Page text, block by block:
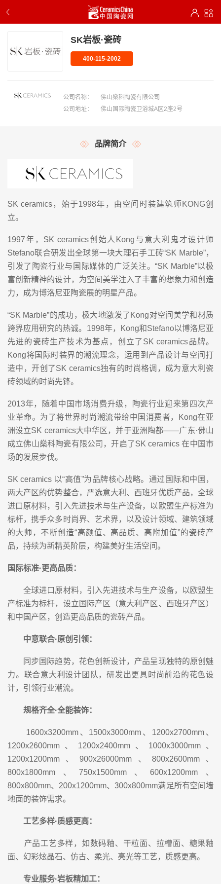
SK岩板·瓷砖
400-115-2002
公司名称：
佛山燊科陶瓷有限公司
公司地址：
佛山国际陶瓷卫浴城A区2座2号
品牌简介
SK ceramics，始于1998年，由空间时装建筑师KONG创
立。
1997年，SK ceramics创始人Kong与意大利鬼才设计师
Stefano联合研发出全球第一块大理石手工砖“SK Marble”，
引发了陶瓷行业与国际媒体的广泛关注。“SK Marble”以极
富创新精神的设计，为空间美学注入了丰富的想象力和创造
力，成为博洛尼亚陶瓷展的明星产品。
“SK Marble”的成功，极大地激发了Kong对空间美学和材质
跨界应用研究的热诚。1998年，Kong和Stefano以博洛尼亚
先进的瓷砖生产技术为基点，创立了SK ceramics品牌。
Kong将国际时装界的潮流理念，运用到产品设计与空间打
造中，开创了SK ceramics独有的时尚格调，成为意大利瓷
砖领域的时尚先锋。
2013年，随着中国市场消费升级，陶瓷行业迎来第四次产
业革命。为了将世界时尚潮流带给中国消费者，Kong在亚
洲设立SK ceramics大中华区，并于亚洲陶都——广东·佛山
成立佛山燊科陶瓷有限公司，开启了SK ceramics 在中国市
场的发展步伐。
SK ceramics 以“高值”为品牌核心战略。通过国际和中国，
两大产区的优势整合，严选意大利、西班牙优质产品，全球
进口原材料，引入先进技术与生产设备，以欧盟生产标准为
标杆，携手众多时尚界、艺术界，以及设计领域、建筑领域
的大师，不断创造“高颜值、高品质、高附加值”的瓷砖产
品，持续为新精英阶层，构建美好生活空间。
国际标准·更高品质：
全球进口原材料，引入先进技术与生产设备，以欧盟生
产标准为标杆，设立国际产区（意大利产区、西班牙产区）
和中国产区，创造更高品质的瓷砖产品。
中意联合·原创引领：
同步国际趋势，花色创新设计，产品呈现独特的原创魅
力。联合意大利设计团队，研发出更具时尚前沿的花色设
计，引领行业潮流。
规格齐全·全能装饰：
1600x3200mm、1500x3000mm、1200x2700mm、
1200x2600mm、1200x2400mm、1000x3000mm、
1200x1200mm、900x26000mm、800x2600mm、
800x1800mm、750x1500mm、600x1200mm、
800x800mm、200x1200mm、300x800mm满足所有空间墙
地面的装饰需求。
工艺多样·质感更高：
产品工艺多样，如数码釉、干粒面、拉槽面、糖果釉
面、幻彩炫晶石、仿古、柔光、亮光等工艺，质感更高。
专业服务·岩板精加工：